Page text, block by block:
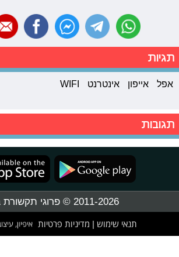
תגיות
אפל אייפון אינטרנט WIFI
תגובות
2011-2026 © פרוגי תקשורת בע"מ
תנאי שימוש מדיניות פרטיות